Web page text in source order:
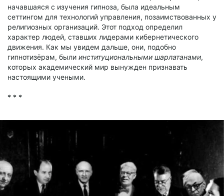
начавшаяся с изучения гипноза, была идеальным
сеттингом для технологий управления, позаимствованных у
религиозных организаций. Этот подход определил
характер людей, ставших лидерами кибернетического
движения. Как мы увидем дальше, они, подобно
гипнотизёрам, были институциональными шарлатанами,
которых академический мир вынужден признавать
настоящими учеными.
* * *